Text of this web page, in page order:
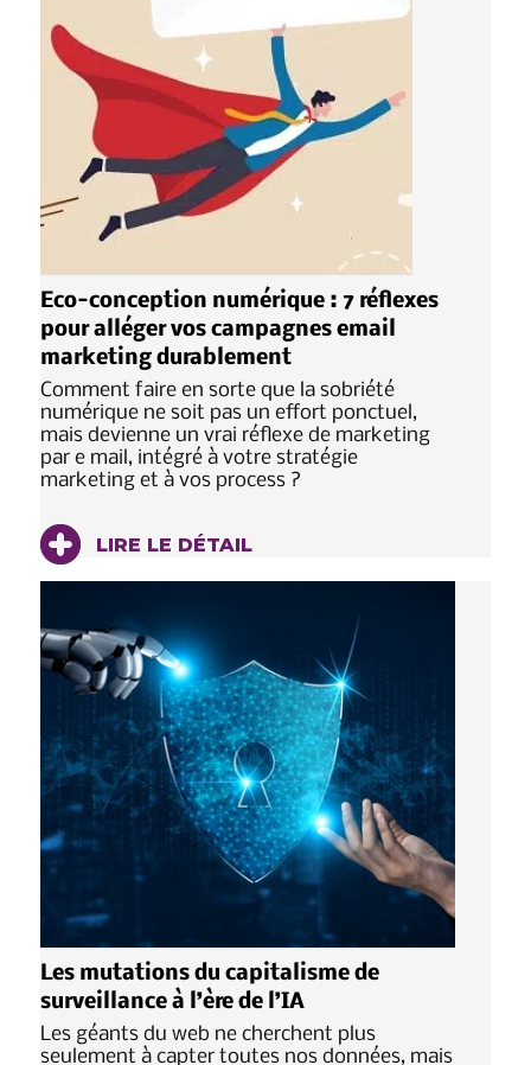
Eco-conception numérique : 7 réflexes
pour alléger vos campagnes email
marketing durablement
Comment faire en sorte que la sobriété
numérique ne soit pas un effort ponctuel,
mais devienne un vrai réflexe de marketing
par e mail, intégré à votre stratégie
marketing et à vos process ?
LIRE LE DÉTAIL
Les mutations du capitalisme de
surveillance à l’ère de l’IA
Les géants du web ne cherchent plus
seulement à capter toutes nos données, mais